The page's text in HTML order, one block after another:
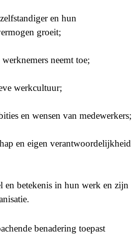
en hun
groeit;
neemt toe;
werkcultuur;
en wensen van medewerkers;
en eigen verantwoordelijkheid
en betekenis in hun werk en zijn
benadering toepast